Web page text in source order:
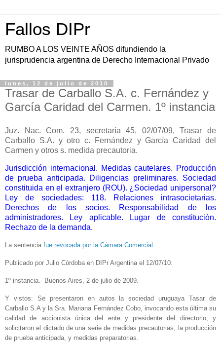
Fallos DIPr
RUMBO A LOS VEINTE AÑOS difundiendo la
jurisprudencia argentina de Derecho Internacional Privado
lunes, 12 de julio de 2010
Trasar de Carballo S.A. c. Fernández y
García Caridad del Carmen. 1º instancia
Juz. Nac. Com. 23, secretaría 45, 02/07/09, Trasar de
Carballo S.A. y otro c. Fernández y García Caridad del
Carmen y otros s. medida precautoria.
Jurisdicción internacional. Medidas cautelares. Producción
de prueba anticipada. Diligencias preliminares. Sociedad
constituida en el extranjero (ROU). ¿Sociedad unipersonal?
Ley de sociedades: 118. Relaciones intrasocietarias.
Derechos de los socios. Responsabilidad de los
administradores. Ley aplicable. Lugar de constitución.
Rechazo de la demanda.
La sentencia fue revocada por la Cámara Comercial .
Publicado por Julio Córdoba en DIPr Argentina el 12/07/10.
1º instancia.- Buenos Aires, 2 de julio de 2009.-
Y vistos: Se presentaron en autos la sociedad uruguaya Tasar de
Carballo S.A y la Sra. Mariana Fernández Cobo, invocando esta última su
calidad de accionista única del ente y presidente del directorio; y
solicitaron el dictado de una serie de medidas precautorias, la producción
de prueba anticipada, y medidas preparatorias.